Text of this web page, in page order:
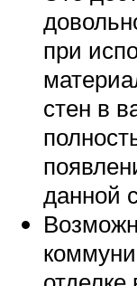
при
стен в
данной